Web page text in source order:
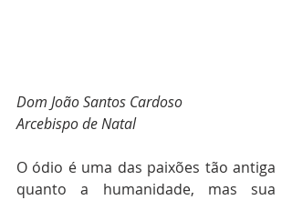
Dom João Santos Cardoso
Arcebispo de Natal
O ódio é uma das paixões tão antiga
quanto a humanidade, mas sua